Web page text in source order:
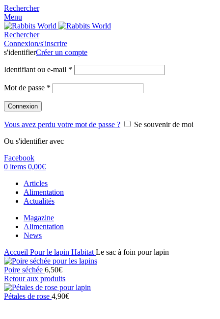
Rechercher
Menu
Rechercher
Connexion/s'inscrire
s'identifierCréer un compte
Identifiant ou e-mail *
Mot de passe *
Connexion
Vous avez perdu votre mot de passe ?
Se souvenir de moi
Ou s'identifier avec
Facebook
0 items 0,00€
Articles
Alimentation
Actualités
Magazine
Alimentation
News
Accueil Pour le lapin Habitat Le sac à foin pour lapin
Poire séchée 6,50€
Retour aux produits
Pétales de rose 4,90€